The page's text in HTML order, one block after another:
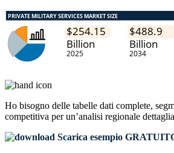
Ho bisogno delle tabelle dati complete,
competitiva per un’analisi regionale
Scarica esempio